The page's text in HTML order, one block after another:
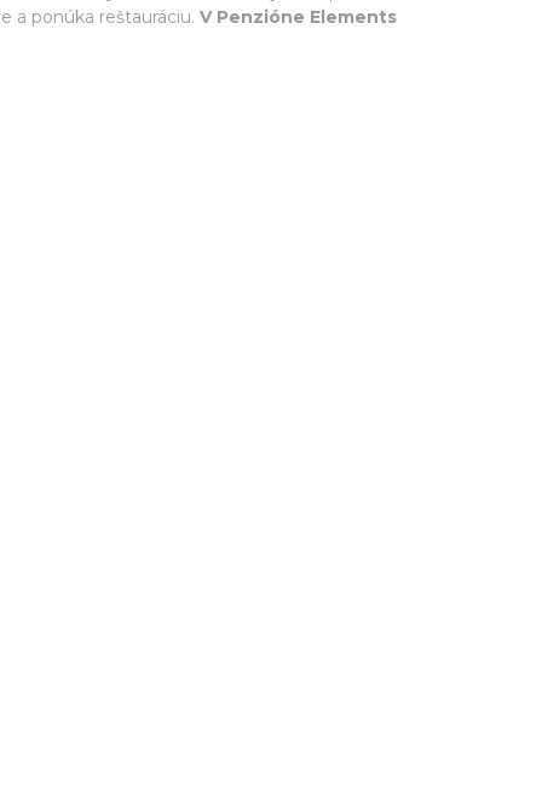
a ponúka reštauráciu. V Penzióne Elements